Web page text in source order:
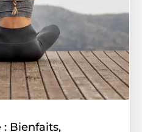
: Bienfaits,